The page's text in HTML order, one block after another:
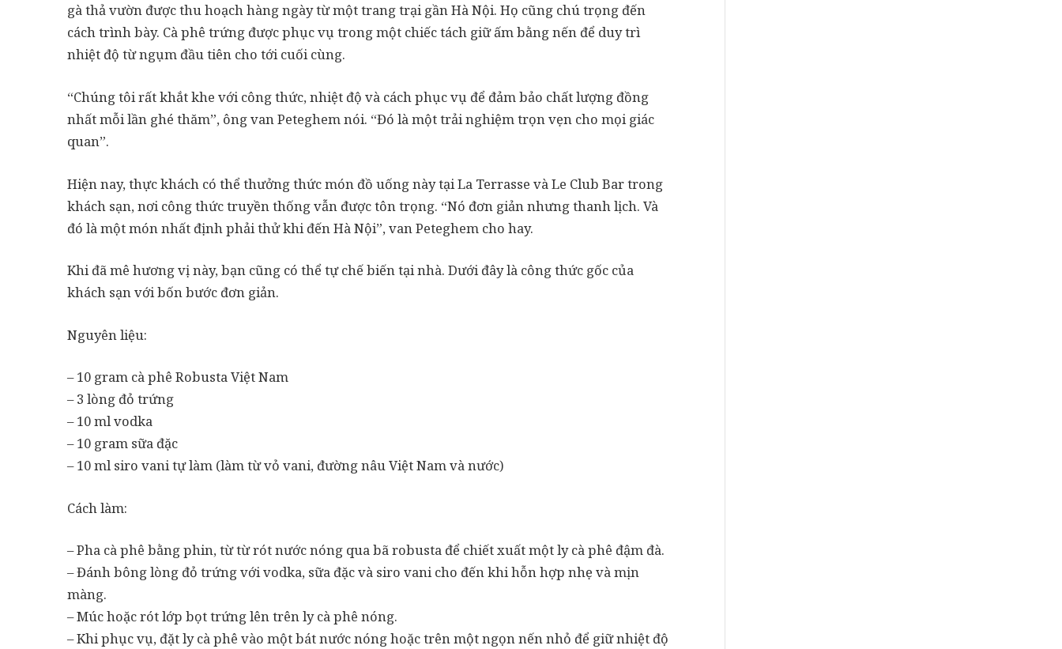
gà thả vườn được thu hoạch hàng ngày từ một trang trại gần Hà Nội. Họ cũng chú trọng đến
cách trình bày. Cà phê trứng được phục vụ trong một chiếc tách giữ ấm bằng nến để duy trì
nhiệt độ từ ngụm đầu tiên cho tới cuối cùng.
“Chúng tôi rất khắt khe với công thức, nhiệt độ và cách phục vụ để đảm bảo chất lượng đồng
nhất mỗi lần ghé thăm”, ông van Peteghem nói. “Đó là một trải nghiệm trọn vẹn cho mọi giác
quan”.
Hiện nay, thực khách có thể thưởng thức món đồ uống này tại La Terrasse và Le Club Bar trong
khách sạn, nơi công thức truyền thống vẫn được tôn trọng. “Nó đơn giản nhưng thanh lịch. Và
đó là một món nhất định phải thử khi đến Hà Nội”, van Peteghem cho hay.
Khi đã mê hương vị này, bạn cũng có thể tự chế biến tại nhà. Dưới đây là công thức gốc của
khách sạn với bốn bước đơn giản.
Nguyên liệu:
– 10 gram cà phê Robusta Việt Nam
– 3 lòng đỏ trứng
– 10 ml vodka
– 10 gram sữa đặc
– 10 ml siro vani tự làm (làm từ vỏ vani, đường nâu Việt Nam và nước)
Cách làm:
– Pha cà phê bằng phin, từ từ rót nước nóng qua bã robusta để chiết xuất một ly cà phê đậm đà.
– Đánh bông lòng đỏ trứng với vodka, sữa đặc và siro vani cho đến khi hỗn hợp nhẹ và mịn
màng.
– Múc hoặc rót lớp bọt trứng lên trên ly cà phê nóng.
– Khi phục vụ, đặt ly cà phê vào một bát nước nóng hoặc trên một ngọn nến nhỏ để giữ nhiệt độ